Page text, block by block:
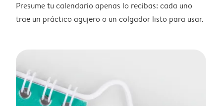
Presume tu calendario apenas lo recibas: cada uno
trae un práctico agujero o un colgador listo para usar.